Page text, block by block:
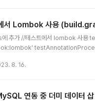
접속1. 터미널을 통해 이 전에 생성한
렉토리에 접근2. chmod 400 ~.pem
접근 권한을 바꿔줍니다.3. ssh -i ~.p
접속합니다.Ubuntu Console에 gi
서 Lombok 사용
추가 //테스트에서 lombok 사용
8. 16.
연동 중 더미 데이터 삽